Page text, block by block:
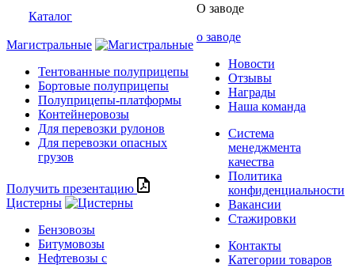
Каталог
Магистральные
Тентованные полуприцепы
Бортовые полуприцепы
Полуприцепы-платформы
Контейнеровозы
Для перевозки рулонов
Для перевозки опасных
грузов
Получить презентацию
Цистерны
Бензовозы
Битумовозы
Нефтевозы с
О заводе
о заводе
Новости
Отзывы
Награды
Наша команда
Система
менеджмента
качества
Политика
конфиденциальности
Вакансии
Стажировки
Контакты
Категории товаров